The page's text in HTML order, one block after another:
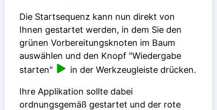
Die Startsequenz kann nun direkt von
Ihnen gestartet werden, in dem Sie den
grünen Vorbereitungsknoten im Baum
auswählen und den Knopf "Wiedergabe
starten"
in der Werkzeugleiste drücken.
Ihre Applikation sollte dabei
ordnungsgemäß gestartet und der rote